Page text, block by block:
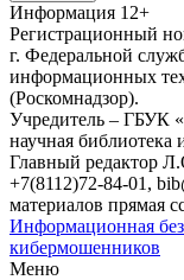
Информация 12+
Регистрационный
г. Федеральной
информационных
(Роскомнадзор).
Учредитель – ГБУК
научная библиотека
Главный редактор
+7(8112)72-84-01,
материалов прямая
Информационная
кибермошенников
Меню